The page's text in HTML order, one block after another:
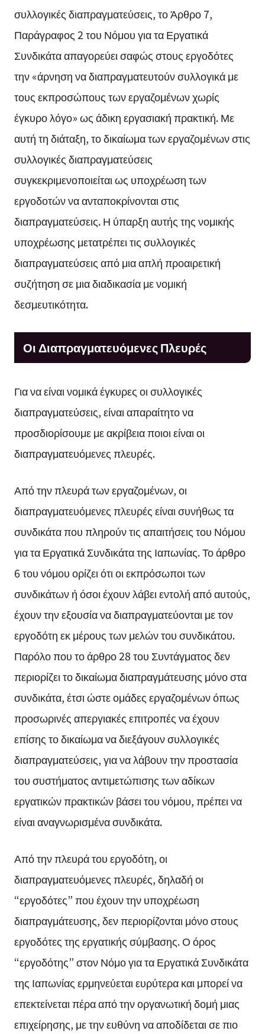
συλλογικές διαπραγματεύσεις, το Άρθρο 7,
Παράγραφος 2 του Νόμου για τα Εργατικά
Συνδικάτα απαγορεύει σαφώς στους εργοδότες
την «άρνηση να διαπραγματευτούν συλλογικά με
τους εκπροσώπους των εργαζομένων χωρίς
έγκυρο λόγο» ως άδικη εργασιακή πρακτική. Με
αυτή τη διάταξη, το δικαίωμα των εργαζομένων στις
συλλογικές διαπραγματεύσεις
συγκεκριμενοποιείται ως υποχρέωση των
εργοδοτών να ανταποκρίνονται στις
διαπραγματεύσεις. Η ύπαρξη αυτής της νομικής
υποχρέωσης μετατρέπει τις συλλογικές
διαπραγματεύσεις από μια απλή προαιρετική
συζήτηση σε μια διαδικασία με νομική
δεσμευτικότητα.
Οι Διαπραγματευόμενες Πλευρές
Για να είναι νομικά έγκυρες οι συλλογικές
διαπραγματεύσεις, είναι απαραίτητο να
προσδιορίσουμε με ακρίβεια ποιοι είναι οι
διαπραγματευόμενες πλευρές.
Από την πλευρά των εργαζομένων, οι
διαπραγματευόμενες πλευρές είναι συνήθως τα
συνδικάτα που πληρούν τις απαιτήσεις του Νόμου
για τα Εργατικά Συνδικάτα της Ιαπωνίας. Το άρθρο
6 του νόμου ορίζει ότι οι εκπρόσωποι των
συνδικάτων ή όσοι έχουν λάβει εντολή από αυτούς,
έχουν την εξουσία να διαπραγματεύονται με τον
εργοδότη εκ μέρους των μελών του συνδικάτου.
Παρόλο που το άρθρο 28 του Συντάγματος δεν
περιορίζει το δικαίωμα διαπραγμάτευσης μόνο στα
συνδικάτα, έτσι ώστε ομάδες εργαζομένων όπως
προσωρινές απεργιακές επιτροπές να έχουν
επίσης το δικαίωμα να διεξάγουν συλλογικές
διαπραγματεύσεις, για να λάβουν την προστασία
του συστήματος αντιμετώπισης των αδίκων
εργατικών πρακτικών βάσει του νόμου, πρέπει να
είναι αναγνωρισμένα συνδικάτα.
Από την πλευρά του εργοδότη, οι
διαπραγματευόμενες πλευρές, δηλαδή οι
“εργοδότες” που έχουν την υποχρέωση
διαπραγμάτευσης, δεν περιορίζονται μόνο στους
εργοδότες της εργατικής σύμβασης. Ο όρος
“εργοδότης” στον Νόμο για τα Εργατικά Συνδικάτα
της Ιαπωνίας ερμηνεύεται ευρύτερα και μπορεί να
επεκτείνεται πέρα από την οργανωτική δομή μιας
επιχείρησης, με την ευθύνη να αποδίδεται σε πιο